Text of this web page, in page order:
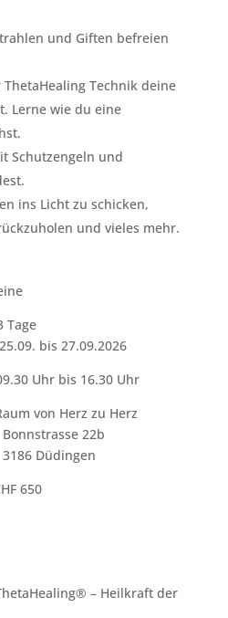
und Giften befreien
Technik deine
Lerne wie du eine
Schutzengeln und
ins Licht zu schicken,
und vieles mehr.
Uhr bis 16.30 Uhr
Herz zu Herz
22b
650
– Heilkraft der